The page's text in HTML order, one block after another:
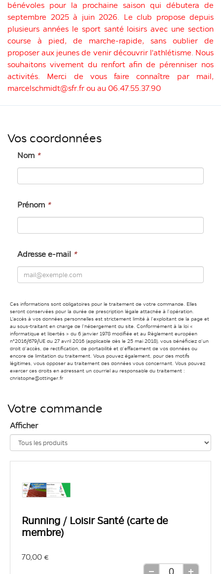
bénévoles pour la prochaine saison qui débutera de
septembre 2025 à juin 2026. Le club propose depuis
plusieurs années le sport santé loisirs avec une section
course à pied, de marche-rapide, sans oublier de
proposer aux jeunes de venir découvrir l'athlétisme. Nous
souhaitons vivement du renfort afin de pérenniser nos
activités. Merci de vous faire connaître par mail,
marcelschmidt@sfr.fr ou au 06.47.55.37.90
Vos coordonnées
Nom *
Prénom *
Adresse e-mail *
Ces informations sont obligatoires pour le traitement de votre commande. Elles
seront conservées pour la durée de prescription légale attachée à l’opération.
L'accès à vos données personnelles est strictement limité à l’exploitant de la page et
au sous-traitant en charge de l’hébergement du site. Conformément à la loi «
informatique et libertés » du 6 janvier 1978 modifiée et au Règlement européen
n°2016/679/UE du 27 avril 2016 (applicable dès le 25 mai 2018), vous bénéficiez d’un
droit d’accès, de rectification, de portabilité et d’effacement de vos données ou
encore de limitation du traitement. Vous pouvez également, pour des motifs
légitimes, vous opposer au traitement des données vous concernant. Vous pouvez
exercer ces droits en adressant un courriel au responsable du traitement :
christophe@ottinger.fr
Votre commande
Afficher
Running / Loisir Santé (carte de
membre)
70,00 €